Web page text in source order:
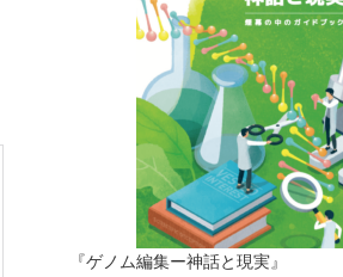
『ゲノム編集ー神話と現実』